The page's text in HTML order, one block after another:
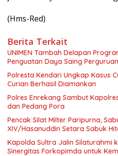
(Hms-Red)
Berita Terkait
UNIMEN Tambah Delapan
Penguatan Daya Saing
Polresta Kendari Ungkap Kasus
Curian Berhasil Diamankan
Polres Enrekang Sambut
dan Pedang Pora
Pencak Silat Milter Paripurna,
XIV/Hasanuddin Setara Sabuk
Kapolda Sultra Jalin Silaturahmi
Sinergitas Forkopimda untuk